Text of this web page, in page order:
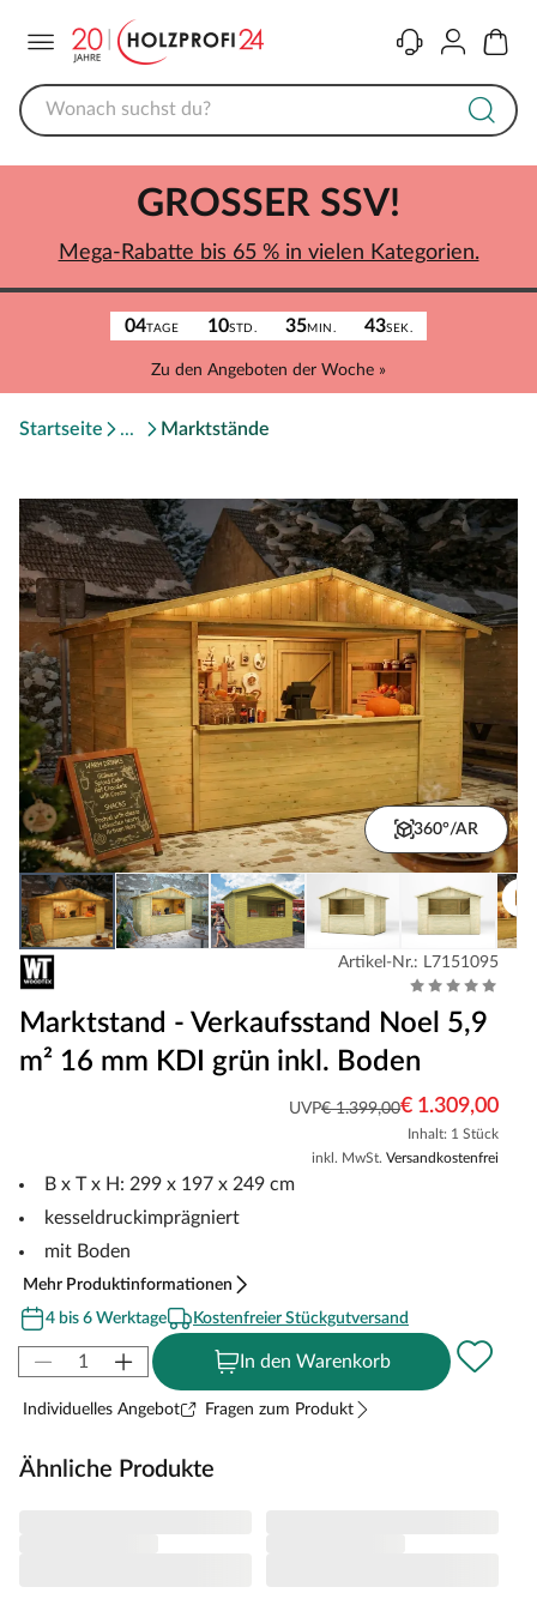
KontaktKonto
04TAGE 10STD. 35MIN. 43SEK.
Zu den Angeboten der Woche »
GROSSER SSV!
Mega-Rabatte bis 65 % in vielen Kategorien.
Startseite Marktstände
360°/AR
Artikel-Nr.: L7151095
Marktstand - Verkaufsstand Noel 5,9
m² 16 mm KDI grün inkl. Boden
UVP€ 1.399,00€ 1.309,00
Inhalt: 1 Stück
inkl. MwSt. Versandkostenfrei
B x T x H: 299 x 197 x 249 cm
kesseldruckimprägniert
mit Boden
Mehr Produktinformationen
4 bis 6 Werktage
Kostenfreier Stückgutversand
In den Warenkorb
Individuelles Angebot Fragen zum Produkt
Ähnliche Produkte